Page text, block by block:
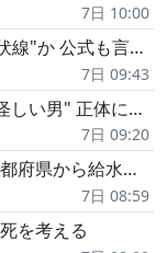
7日 10:00
かに多い」「こんな説があるとは」
7日 09:43
驚き「絶対に端役で終わらない」
7日 09:20
190台活動 断水なお3万戸超
7日 08:59
を考える